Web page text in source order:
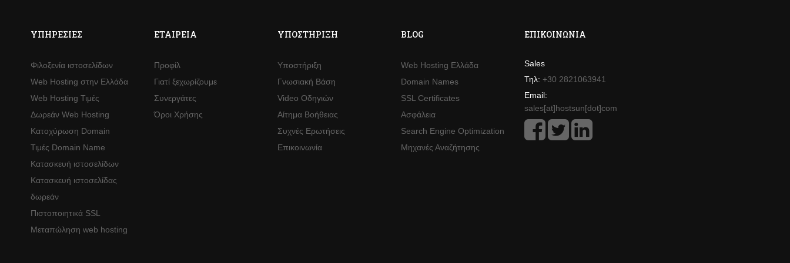
ΥΠΗΡΕΣΊΕΣ
Φιλοξενία ιστοσελίδων
Web Hosting στην Ελλάδα
Web Hosting Τιμές
Δωρεάν Web Hosting
Κατοχύρωση Domain
Τιμές Domain Name
Κατασκευή ιστοσελίδων
Κατασκευή ιστοσελίδας
δωρεάν
Πιστοποιητικά SSL
Μεταπώληση web hosting
ΕΤΑΙΡΕΊΑ
Προφίλ
Γιατί ξεχωρίζουμε
Συνεργάτες
Όροι Χρήσης
ΥΠΟΣΤΉΡΙΞΗ
Υποστήριξη
Γνωσιακή Βάση
Video Οδηγιών
Αίτημα Βοήθειας
Συχνές Ερωτήσεις
Επικοινωνία
BLOG
Web Hosting Ελλάδα
Domain Names
SSL Certificates
Ασφάλεια
Search Engine Optimization
Μηχανές Αναζήτησης
ΕΠΙΚΟΙΝΩΝΊΑ
Sales
Τηλ: +30 2821063941
Email:
sales[at]hostsun[dot]com